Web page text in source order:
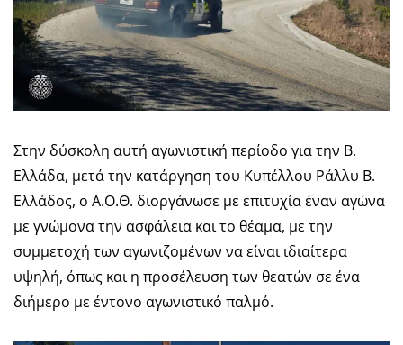
Στην δύσκολη αυτή αγωνιστική περίοδο για την Β.
Ελλάδα, μετά την κατάργηση του Κυπέλλου Ράλλυ Β.
Ελλάδος, ο Α.Ο.Θ. διοργάνωσε με επιτυχία έναν αγώνα
με γνώμονα την ασφάλεια και το θέαμα, με την
συμμετοχή των αγωνιζομένων να είναι ιδιαίτερα
υψηλή, όπως και η προσέλευση των θεατών σε ένα
διήμερο με έντονο αγωνιστικό παλμό.